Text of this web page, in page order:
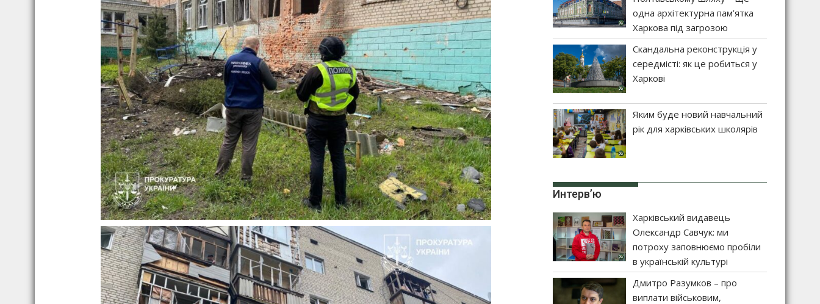
одна архітектурна пам’ятка
Харкова під загрозою
Скандальна реконструкція у
середмісті: як це робиться у
Харкові
Яким буде новий навчальний
рік для харківських школярів
Интерв’ю
Харківський видавець
Олександр Савчук: ми
потроху заповнюємо пробіли
в українській культурі
Дмитро Разумков – про
виплати військовим,